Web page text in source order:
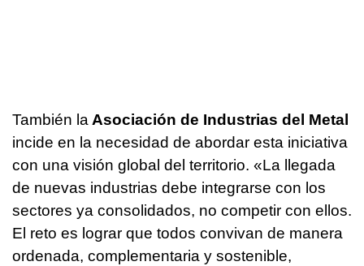
También laAsociación de Industrias del Metal
incide en la necesidad de abordar esta iniciativa
con una visión global del territorio. «La llegada
de nuevas industrias debe integrarse con los
sectores ya consolidados, no competir con ellos.
El reto es lograr que todos convivan de manera
ordenada, complementaria y sostenible,